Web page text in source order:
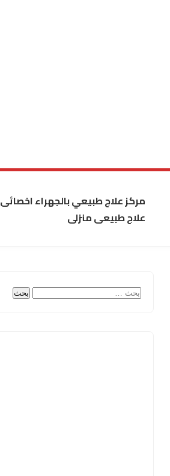
مركز علاج طبيعي بالجهراء اخصائى
علاج طبيعى منزلى
البحث